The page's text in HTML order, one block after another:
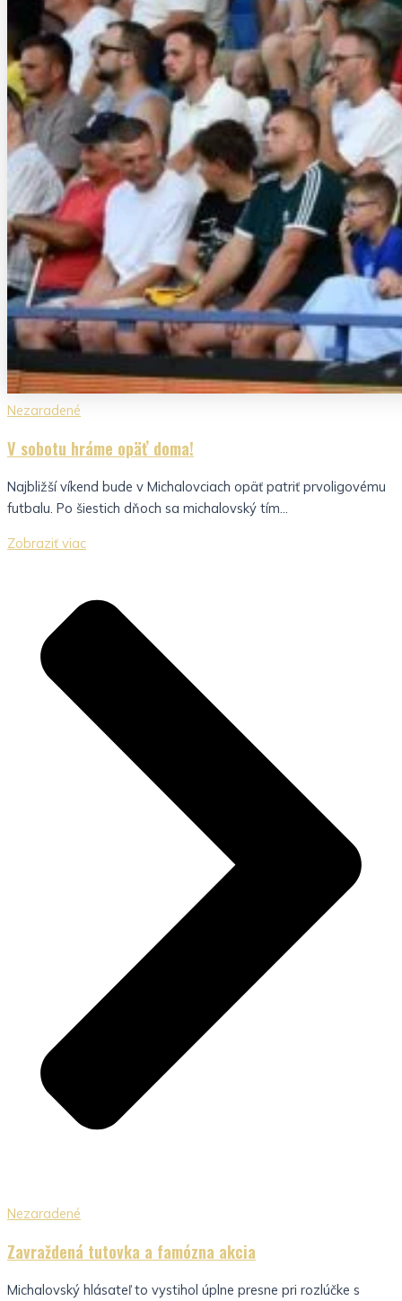
Nezaradené
V sobotu hráme opäť doma!
Najbližší víkend bude v Michalovciach opäť patriť prvoligovému
futbalu. Po šiestich dňoch sa michalovský tím...
Zobraziť viac
Nezaradené
Zavraždená tutovka a famózna akcia
Michalovský hlásateľ to vystihol úplne presne pri rozlúčke s